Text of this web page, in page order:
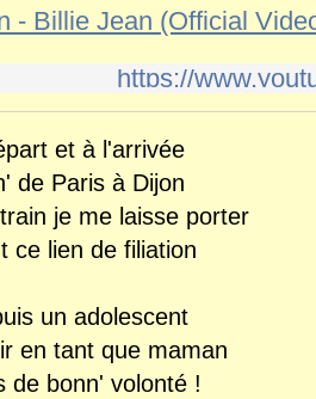
https://
et à l'arrivée
de Paris à Dijon
je me laisse porter
ce lien de filiation
un adolescent
en tant que maman
de bonn' volonté !